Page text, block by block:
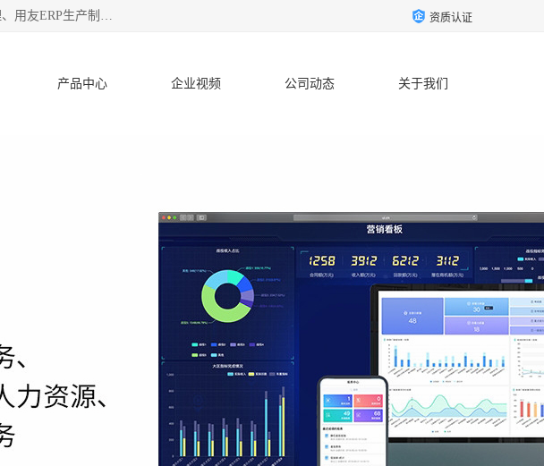
杭州协友软件有限公司主营：用友财务软件、用友进销存软件、用友OA办公自动化、用友CRM客户关系管理、用友ERP生产制造管理等;是一家用友管理软件咨询服务商。自创立至今，一直致力于为客户提供顾问式ERP管理解决方案务，为企业提供了财务管理、供应链和物流管理、生产制造管理、管理、知识与协同管理、客户关系管理等信息化建设领域的应用。 资质认证
产品中心 企业视频 公司动态 关于我们